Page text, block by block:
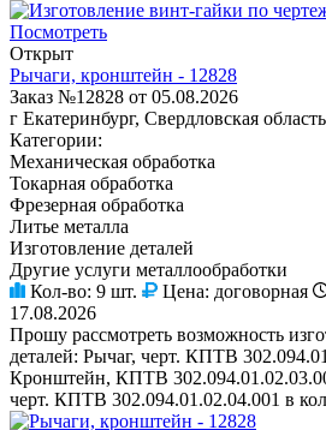
Посмотреть
Открыт
Рычаги, кронштейн - 12828
Заказ №12828 от 05.08.2026
г Екатеринбург, Свердловская область
Категории:
Механическая обработка
Токарная обработка
Фрезерная обработка
Литье металла
Изготовление деталей
Другие услуги металлообработки
Кол-во: 9 шт. Цена: договорная
17.08.2026
Прошу рассмотреть возможность
деталей: Рычаг, черт. КПТВ
Кронштейн, КПТВ
черт. КПТВ 302.094.01.02.04.001 в